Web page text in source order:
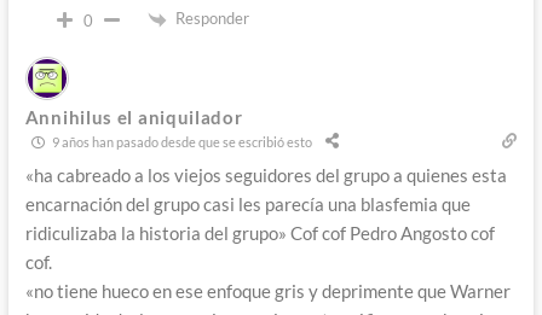
0 Responder
Annihilus el aniquilador
9 años han pasado desde que se escribió esto
«ha cabreado a los viejos seguidores del grupo a quienes esta
encarnación del grupo casi les parecía una blasfemia que
ridiculizaba la historia del grupo» Cof cof Pedro Angosto cof
cof.
«no tiene hueco en ese enfoque gris y deprimente que Warner